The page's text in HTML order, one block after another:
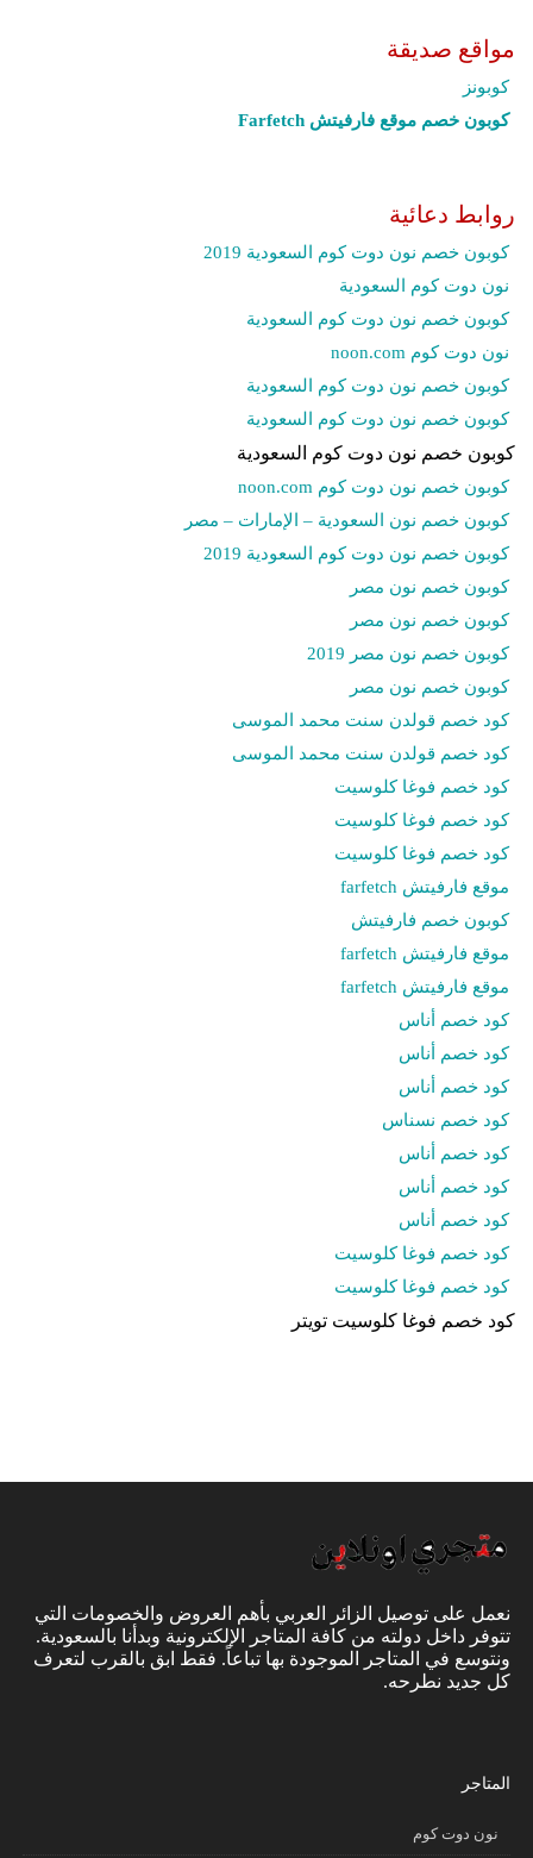
مواقع صديقة
كوبونز
كوبون خصم موقع فارفيتش Farfetch‎
روابط دعائية
كوبون خصم نون دوت كوم السعودية 2019
نون دوت كوم السعودية
كوبون خصم نون دوت كوم السعودية
نون دوت كوم noon.com
كوبون خصم نون دوت كوم السعودية
كوبون خصم نون دوت كوم السعودية
كوبون خصم نون دوت كوم السعودية
كوبون خصم نون دوت كوم noon.com
كوبون خصم نون السعودية – الإمارات – مصر
كوبون خصم نون دوت كوم السعودية 2019
كوبون خصم نون مصر
كوبون خصم نون مصر
كوبون خصم نون مصر 2019
كوبون خصم نون مصر
كود خصم قولدن سنت محمد الموسى
كود خصم قولدن سنت محمد الموسى
كود خصم فوغا كلوسيت
كود خصم فوغا كلوسيت
كود خصم فوغا كلوسيت
موقع فارفيتش farfetch
كوبون خصم فارفيتش
موقع فارفيتش farfetch
موقع فارفيتش farfetch
كود خصم أناس
كود خصم أناس
كود خصم أناس
كود خصم نسناس
كود خصم أناس
كود خصم أناس
كود خصم أناس
كود خصم فوغا كلوسيت
كود خصم فوغا كلوسيت
كود خصم فوغا كلوسيت تويتر
نعمل على توصيل الزائر العربي بأهم العروض والخصومات التي
تتوفر داخل دولته من كافة المتاجر الإلكترونية وبدأنا بالسعودية.
ونتوسع في المتاجر الموجودة بها تباعاً. فقط ابق بالقرب لتعرف
كل جديد نطرحه.
المتاجر
نون دوت كوم